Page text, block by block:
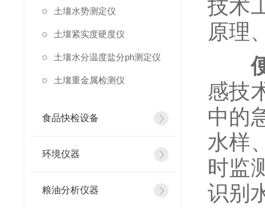
土壤水势测定仪
土壤紧实度硬度仪
土壤水分温度盐分ph测定仪
土壤重金属检测仪
食品快检设备
环境仪器
粮油分析仪器
技术
原理
感技
中的
水样
时监
识别